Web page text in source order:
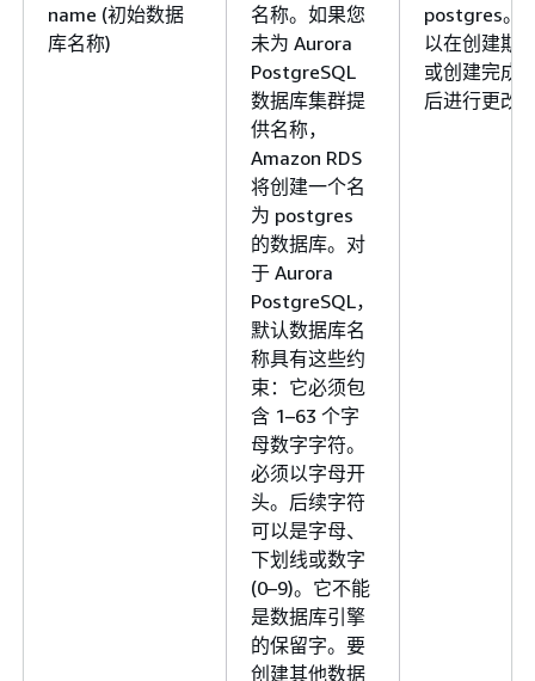
name (初始数据
库名称)
名称。如果您
未为 Aurora
PostgreSQL
数据库集群提
供名称，
Amazon RDS
将创建一个名
为 postgres
的数据库。对
于 Aurora
PostgreSQL，
默认数据库名
称具有这些约
束：它必须包
含 1–63 个字
母数字字符。
必须以字母开
头。后续字符
可以是字母、
下划线或数字
(0–9)。它不能
是数据库引擎
的保留字。要
创建其他数据
postgres。
以在创建期
或创建完成
后进行更改